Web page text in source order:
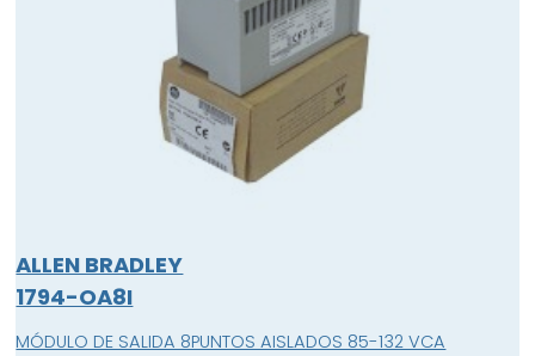
ALLEN BRADLEY
1794-OA8I
MÓDULO DE SALIDA 8PUNTOS AISLADOS 85-132 VCA